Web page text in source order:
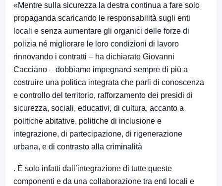
«Mentre sulla sicurezza la destra continua a fare solo
propaganda scaricando le responsabilità sugli enti
locali e senza aumentare gli organici delle forze di
polizia né migliorare le loro condizioni di lavoro
rinnovando i contratti – ha dichiarato Giovanni
Cacciano – dobbiamo impegnarci sempre di più a
costruire una politica integrata che parli di conoscenza
e controllo del territorio, rafforzamento dei presidi di
sicurezza, sociali, educativi, di cultura, accanto a
politiche abitative, politiche di inclusione e
integrazione, di partecipazione, di rigenerazione
urbana, e di contrasto alla criminalità
. È solo infatti dall’integrazione di tutte queste
componenti e da una collaborazione tra enti locali e